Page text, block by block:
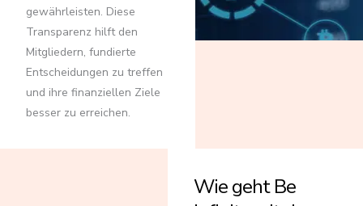
gewährleisten. Diese
Transparenz hilft den
Mitgliedern, fundierte
Entscheidungen zu treffen
und ihre finanziellen Ziele
besser zu erreichen.
Wie geht Be